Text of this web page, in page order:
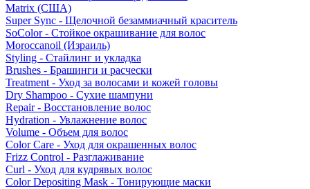
Matrix (США)
Super Sync - Щелочной безаммиачный краситель
SoColor - Стойкое окрашивание для волос
Moroccanoil (Израиль)
Styling - Стайлинг и укладка
Brushes - Брашинги и расчески
Treatment - Уход за волосами и кожей головы
Dry Shampoo - Сухие шампуни
Repair - Восстановление волос
Hydration - Увлажнение волос
Volume - Объем для волос
Color Care - Уход для окрашенных волос
Frizz Control - Разглаживание
Curl - Уход для кудрявых волос
Color Depositing Mask - Тонирующие маски